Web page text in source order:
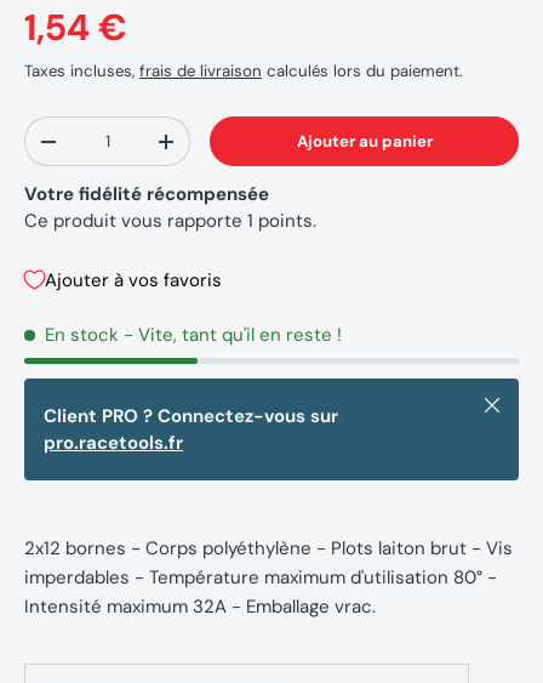
1,54 €
Taxes incluses, frais de livraison calculés lors du paiement.
Qté
-
+ Ajouter au panier
Votre fidélité récompensée
Ce produit vous rapporte 1 points.
Ajouter à vos favoris
En stock - Vite, tant qu'il en reste !
Client PRO ? Connectez-vous sur
pro.racetools.fr
Fermer
2x12 bornes - Corps polyéthylène - Plots laiton brut - Vis
imperdables - Température maximum d'utilisation 80° -
Intensité maximum 32A - Emballage vrac.